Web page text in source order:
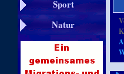
Sport
Natur